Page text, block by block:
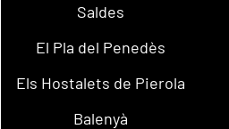
Saldes
El Pla del Penedès
Els Hostalets de Pierola
Balenyà